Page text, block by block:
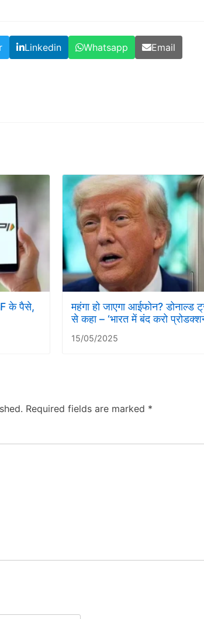
Linkedin Whatsapp Email
के पैसे,
महंगा हो जाएगा आईफोन? डोनाल्ड
से कहा – ‘भारत में बंद करो
15/05/2025
Required fields are marked *